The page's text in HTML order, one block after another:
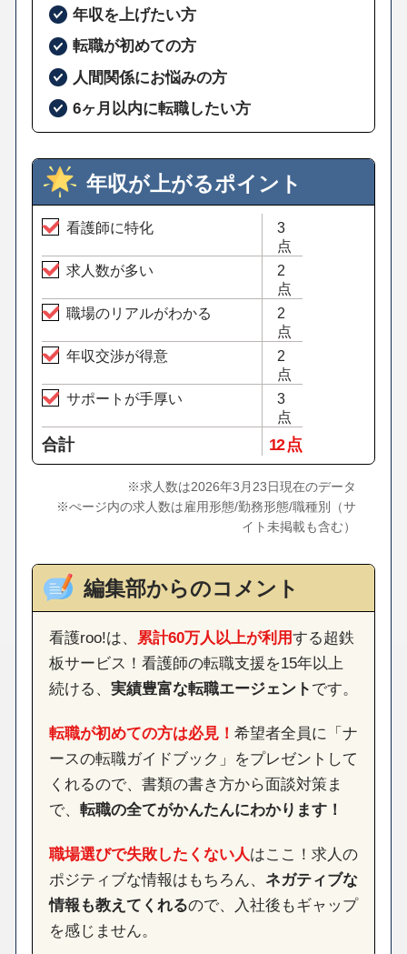
年収を上げたい方
転職が初めての方
人間関係にお悩みの方
6ヶ月以内に転職したい方
年収が上がるポイント
看護師に特化
3
点
求人数が多い
2
点
職場のリアルがわかる
2
点
年収交渉が得意
2
点
サポートが手厚い
3
点
合計 12 点
※求人数は2026年3月23日現在のデータ
※ぺージ内の求人数は雇用形態/勤務形態/職種別（サ
イト未掲載も含む）
編集部からのコメント
看護roo!は、 累計60万人以上が利用する超鉄
板サービス！看護師の転職支援を15年以上
続ける、 実績豊富な転職エージェント です。
転職が初めての方は必見！ 希望者全員に「ナ
ースの転職ガイドブック」をプレゼントして
くれるので、書類の書き方から面談対策ま
で、 転職の全てがかんたんにわかります！
職場選びで失敗したくない人はここ！求人の
ポジティブな情報はもちろん、 ネガティブな
情報も教えてくれるので、入社後もギャップ
を感じません。